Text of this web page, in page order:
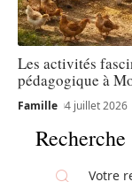
Les activités
pédagogique à
Famille 4 juillet 2026
Recherche